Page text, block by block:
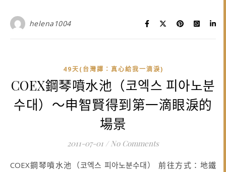
helena1004
49天(台灣譯：真心給我一滴淚)
COEX鋼琴噴水池（코엑스 피아노분
수대）～申智賢得到第一滴眼淚的
場景
2011-07-01 / No Comments
COEX鋼琴噴水池（코엑스 피아노분수대） 前往方式：地鐵